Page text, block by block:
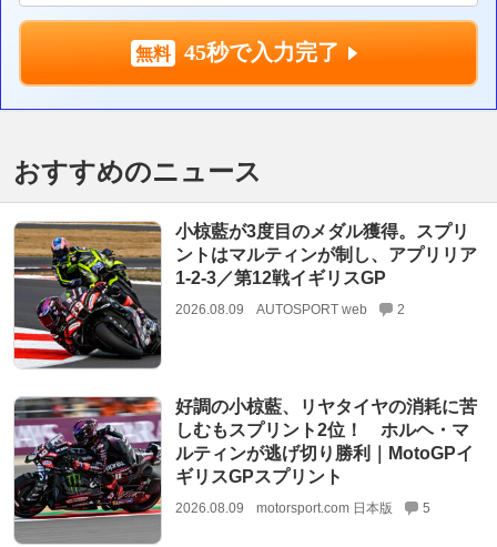
45秒で入力完了
おすすめのニュース
小椋藍が3度目のメダル獲得。スプリ
ントはマルティンが制し、アプリリア
1-2-3／第12戦イギリスGP
2026.08.09 AUTOSPORT web 2
好調の小椋藍、リヤタイヤの消耗に苦
しむもスプリント2位！ ホルヘ・マ
ルティンが逃げ切り勝利｜MotoGPイ
ギリスGPスプリント
2026.08.09 motorsport.com 日本版 5